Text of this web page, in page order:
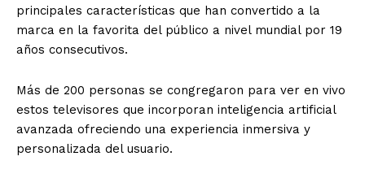
principales características que han convertido a la
marca en la favorita del público a nivel mundial por 19
años consecutivos.
Más de 200 personas se congregaron para ver en vivo
estos televisores que incorporan inteligencia artificial
avanzada ofreciendo una experiencia inmersiva y
personalizada del usuario.